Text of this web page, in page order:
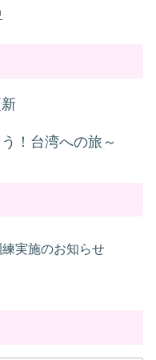
う！台湾への旅～
実施のお知らせ